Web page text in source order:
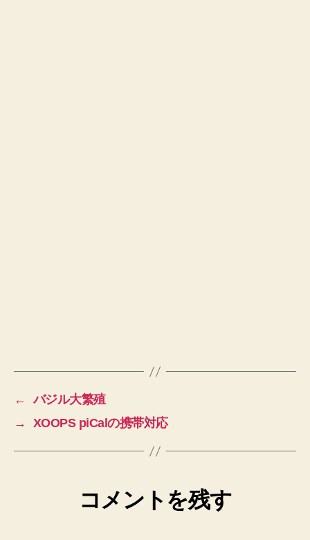
←
バジル大繁殖
→
XOOPS piCalの携帯対応
コメントを残す